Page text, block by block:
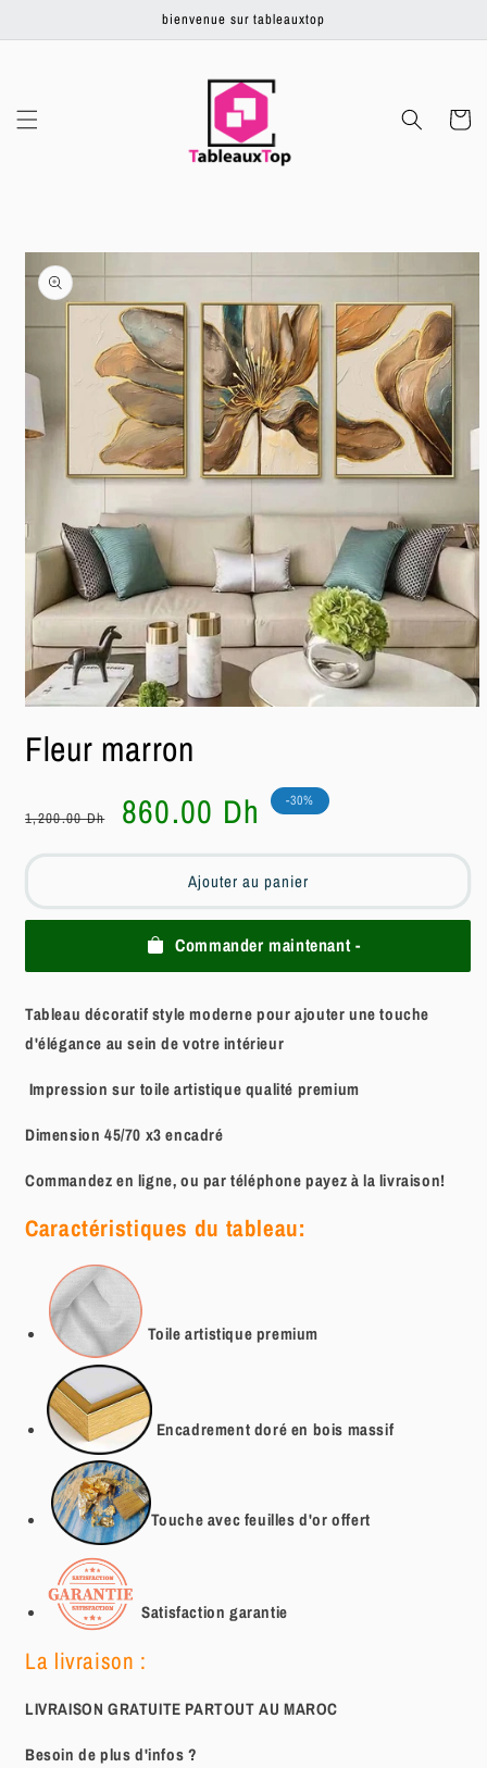
contenu
bienvenue sur tableauxtop
Panier
Passer aux
informations
produits
média
1
fenêtre
modale
Fleur marron
habituel
1,200.00 Dh
Prix
soldé
860.00 Dh -30%
Ajouter au panier
Commander maintenant -
Tableau décoratif style moderne pour ajouter une touche
d'élégance au sein de votre intérieur
Impression sur toile artistique qualité premium
Dimension 45/70 x3 encadré
Commandez en ligne, ou par téléphone payez à la livraison!
Caractéristiques du tableau:
Toile artistiquepremium
Encadrement doré en bois massif
Touche avec feuilles d'or offert
Satisfaction garantie
La livraison :
LIVRAISON GRATUITE PARTOUT AU MAROC
Besoin de plus d'infos ?